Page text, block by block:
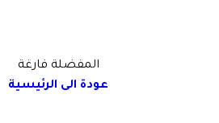
المفضلة فارغة
عودة الى الرئيسية